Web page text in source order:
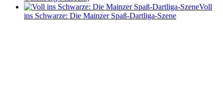
Voll
ins Schwarze: Die Mainzer Spaß-Dartliga-Szene